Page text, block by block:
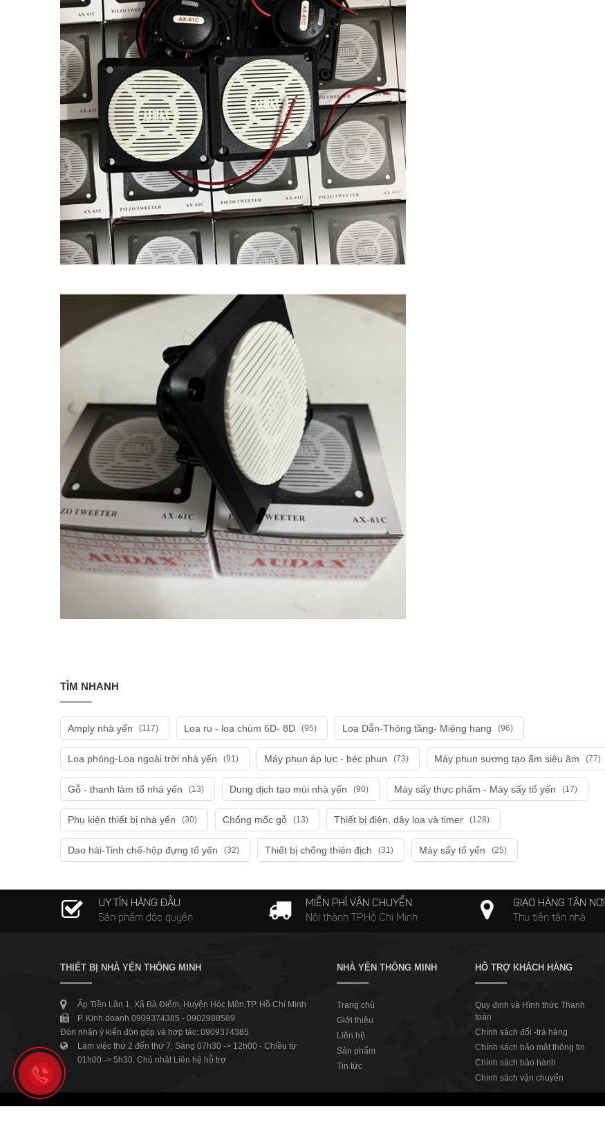
TÌM NHANH
Amply nhà yến (117) Loa ru - loa chùm 6D- 8D (95) Loa Dẫn-Thông tầng- Miệng hang (96)
Loa phóng-Loa ngoài trời nhà yến (91) Máy phun áp lực - béc phun (73) Máy phun sương tạo ẩm siêu âm (77)
Gỗ - thanh làm tổ nhà yến (13) Dung dịch tạo mùi nhà yến (90) Máy sấy thực phẩm - Máy sấy tổ yến (17)
Phụ kiện thiết bị nhà yến (30) Chống mốc gỗ (13) Thiết bị điện, dây loa và timer (128)
Dao hái-Tinh chế-hộp đựng tổ yến (32) Thiết bị chống thiên địch (31) Máy sấy tổ yến (25)
UY TÍN HÀNG ĐẦU
Sản phẩm độc quyền
MIỄN PHÍ VẬN CHUYỂN
Nội thành TP.Hồ Chí Minh
GIAO HÀNG TẬN NƠI
Thu tiền tận nhà
THIẾT BỊ NHÀ YẾN THÔNG MINH
Ấp Tiền Lân 1, Xã Bà Điểm, Huyện Hóc Môn,TP. Hồ Chí Minh
P. Kinh doanh 0909374385 - 0902988589
Đón nhận ý kiến đón góp và hợp tác: 0909374385
Làm việc thứ 2 đến thứ 7: Sáng 07h30 -> 12h00 - Chiều từ
01h00 -> 5h30. Chủ nhật Liên hệ hỗ trợ
NHÀ YẾN THÔNG MINH
Trang chủ
Giới thiệu
Liên hệ
Sản phẩm
Tin tức
HỖ TRỢ KHÁCH HÀNG
Quy định và Hình thức Thanh
toán
Chính sách đổi -trả hàng
Chính sách bảo mật thông tin
Chính sách bảo hành
Chính sách vận chuyển